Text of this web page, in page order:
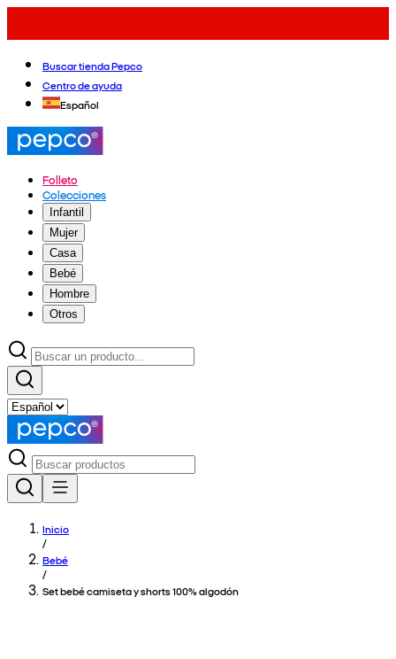
Buscar tienda Pepco
Centro de ayuda
Español
Folleto
Colecciones
Infantil
Mujer
Casa
Bebé
Hombre
Otros
Inicio
/
Bebé
/
Set bebé camiseta y shorts 100% algodón